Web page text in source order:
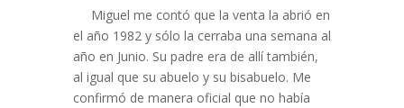
Miguel me contó que la venta la abrió en
el año 1982 y sólo la cerraba una semana al
año en Junio. Su padre era de allí también,
al igual que su abuelo y su bisabuelo. Me
confirmó de manera oficial que no había